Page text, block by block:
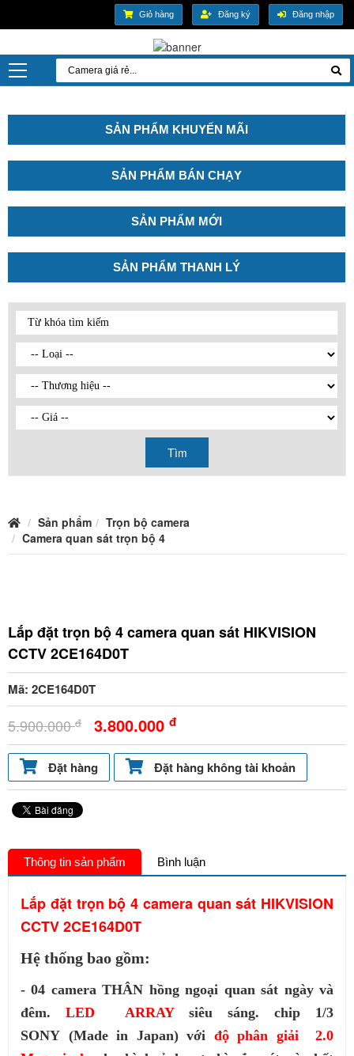
Giỏ hàng Đăng ký Đăng nhập
SẢN PHẨM KHUYẾN MÃI
SẢN PHẨM BÁN CHẠY
SẢN PHẨM MỚI
SẢN PHẨM THANH LÝ
Tìm
Sản phẩm
Trọn bộ camera
Camera quan sát trọn bộ 4
Lắp đặt trọn bộ 4 camera quan sát HIKVISION
CCTV 2CE164D0T
Mã: 2CE164D0T
5.900.000đ 3.800.000 đ
Đặt hàng Đặt hàng không tài khoản
Thông tin sản phẩm Bình luận
Lắp đặt trọn bộ 4 camera quan sát HIKVISION
CCTV 2CE164D0T
Hệ thống bao gồm:
- 04 camera THÂN hồng ngoại quan sát ngày và
đêm. LED ARRAYsiêu sáng. chip 1/3
SONY (Made in Japan) với độ phân giải 2.0